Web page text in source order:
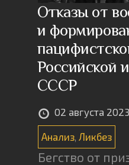
Отказы от
и
Российской
СССР
02 августа 2023
Анализ Ликбез
Бегство от